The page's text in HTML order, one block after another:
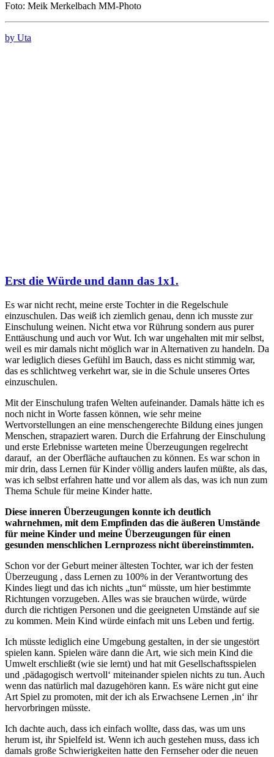
Foto: Meik Merkelbach MM-Photo
by Uta
Erst die Würde und dann das 1x1.
Es war nicht recht, meine erste Tochter in die Regelschule
einzuschulen. Das weiß ich ziemlich genau, denn ich musste zur
Einschulung weinen. Nicht etwa vor Rührung sondern aus purer
Enttäuschung und auch vor Wut. Ich war ungehalten mit mir selbst,
weil es mir damals nicht möglich war in Alternativen zu handeln. Da
war lediglich dieses Gefühl im Bauch, dass es nicht stimmig war,
das es schlichtweg verkehrt war, sie in die Schule unseres Ortes
einzuschulen.
Mit der Einschulung trafen Welten aufeinander. Damals hätte ich es
noch nicht in Worte fassen können, wie sehr meine
Wertvorstellungen an eine menschengerechte Bildung eines jungen
Menschen, strapaziert waren. Durch die Erfahrung der Einschulung
und erste Erlebnisse warteten meine Überzeugungen regelrecht
darauf, an der Oberfläche auftauchen zu können. Es war schon in
mir drin, dass Lernen für Kinder völlig anders laufen müßte, als das,
was ich selbst erfahren hatte und vor allem als das, was ich nun zum
Thema Schule für meine Kinder hatte.
Diese inneren Überzeugungen konnte ich deutlich
wahrnehmen, mit dem Empfinden das die äußeren Umstände
für meine Kinder und meine Überzeugungen für einen
gesunden menschlichen Lernprozess nicht übereinstimmten.
Schon vor der Geburt meiner ältesten Tochter, war ich der festen
Überzeugung , dass Lernen zu 100% in der Verantwortung des
Kindes liegt und das ich nichts „tun“ müsste, um hier bestimmte
Richtungen vorzugeben. Alles was sie brauchen würde, würde
durch die richtigen Personen und die geeigneten Umstände auf sie
zu kommen. Mein Kind würde einfach mit uns Leben und fertig.
Ich müsste lediglich eine Umgebung gestalten, in der sie ungestört
spielen kann. Spielen wäre dann die Art, wie sich mein Kind die
Umwelt erschließt (wie sie lernt) und hat mit Gesellschaftsspielen
und ‚pädagogisch wertvoll‘ miteinander spielen nichts zu tun. Auch
wenn das natürlich mal dazugehören kann. Es wäre nicht gut eine
Art Spiel zu promoten, mit der ich als Erwachsene Lernen ‚in‘ ihr
hervorbringen müsste.
Ich dachte auch, dass ich einfach wollte, dass das, was um uns
herum ist, ihr Spielfeld ist. Wenn ich auch gestehen muss, dass ich
damals große Schwierigkeiten hatte den Fernseher oder die neuen